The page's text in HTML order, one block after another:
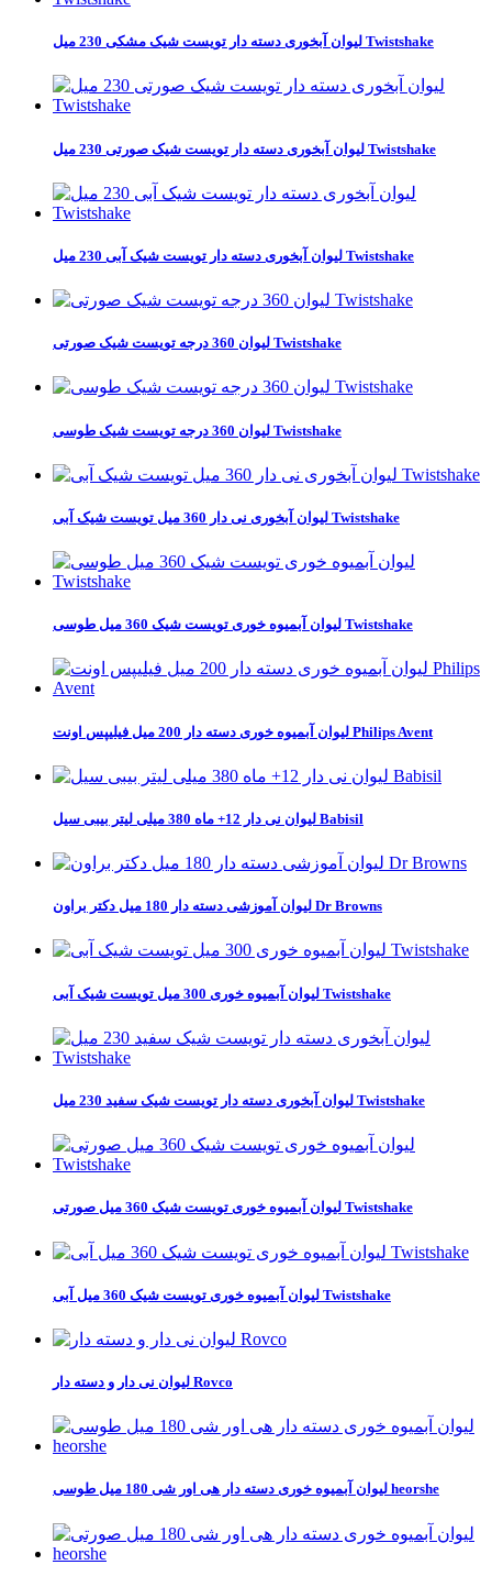
لیوان آبخوری دسته دار تویست شیک مشکی 230 میل Twistshake
لیوان آبخوری دسته دار تویست شیک صورتی 230 میل Twistshake
لیوان آبخوری دسته دار تویست شیک آبی 230 میل Twistshake
لیوان 360 درجه تویست شیک صورتی Twistshake
لیوان 360 درجه تویست شیک طوسی Twistshake
لیوان آبخوری نی دار 360 میل تویست شیک آبی Twistshake
لیوان آبمیوه خوری تویست شیک 360 میل طوسی Twistshake
لیوان آبمیوه خوری دسته دار 200 میل فیلیپس اونت Philips Avent
لیوان نی دار 12+ ماه 380 میلی لیتر بیبی سیل Babisil
لیوان آموزشی دسته دار 180 میل دکتر براون Dr Browns
لیوان آبمیوه خوری 300 میل تویست شیک آبی Twistshake
لیوان آبخوری دسته دار تویست شیک سفید 230 میل Twistshake
لیوان آبمیوه خوری تویست شیک 360 میل صورتی Twistshake
لیوان آبمیوه خوری تویست شیک 360 میل آبی Twistshake
لیوان نی دار و دسته دار Rovco
لیوان آبمیوه خوری دسته دار هی اور شی 180 میل طوسی heorshe